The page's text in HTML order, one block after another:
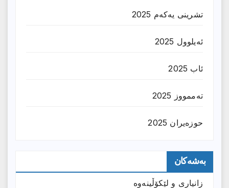
تشرینی یەکەم 2025
ئەیلوول 2025
ئاب 2025
تەممووز 2025
حوزه‌یران 2025
بەشەکان
زانیارى و لێکۆڵینەوە